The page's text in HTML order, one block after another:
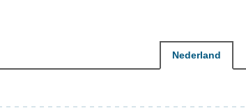
Nederland